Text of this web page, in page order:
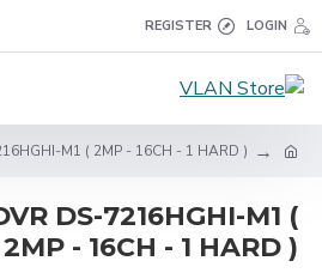
LOGIN
REGISTER
M1 ( 2MP - 16CH - 1 HARD )
DS-7216HGHI-M1 (
2MP - 16CH - 1 HARD )